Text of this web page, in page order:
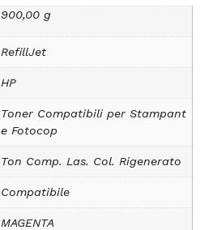
900,00 g
RefillJet
HP
Toner Compatibili per Stampant
e Fotocop
Ton Comp. Las. Col. Rigenerato
Compatibile
MAGENTA